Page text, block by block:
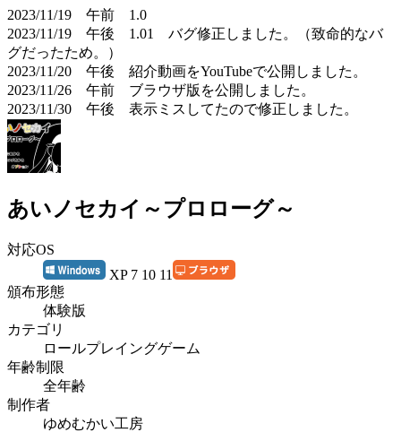
2023/11/19 午前 1.0
2023/11/19 午後 1.01 バグ修正しました。（致命的なバ
グだったため。）
2023/11/20 午後 紹介動画をYouTubeで公開しました。
2023/11/26 午前 ブラウザ版を公開しました。
2023/11/30 午後 表示ミスしてたので修正しました。
あいノセカイ～プロローグ～
対応OS
XP 7 10 11
頒布形態
体験版
カテゴリ
ロールプレイングゲーム
年齢制限
全年齢
制作者
ゆめむかい工房